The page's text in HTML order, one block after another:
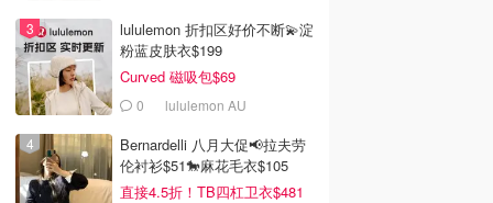
lululemon 折扣区好价不断💫淀
粉蓝皮肤衣$199
Curved 磁吸包$69
0 lululemon AU
Bernardelli 八月大促📢拉夫劳
伦衬衫$51🐎麻花毛衣$105
直接4.5折！TB四杠卫衣$481